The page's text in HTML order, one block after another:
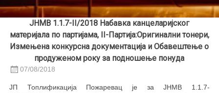
ЈНМВ 1.1.7-II/2018 Набавка канцеларијског
материјала по партијама, II-Партија:Оригинални тонери,
Измењена конкурсна документација и Обавештење о
продуженом року за подношење понуда
07/08/2018
ЈП Топлификација Пожаревац је за ЈНМВ 1.1.7-